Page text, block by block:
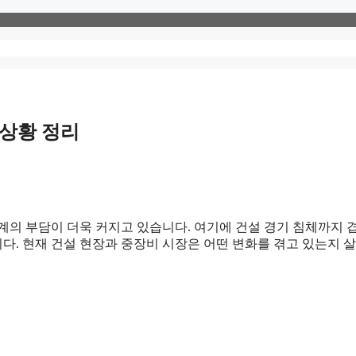
황 정리
부담이 더욱 커지고 있습니다. 여기에 건설 경기 침체까지
. 현재 건설 현장과 중장비 시장은 어떤 변화를 겪고 있는지